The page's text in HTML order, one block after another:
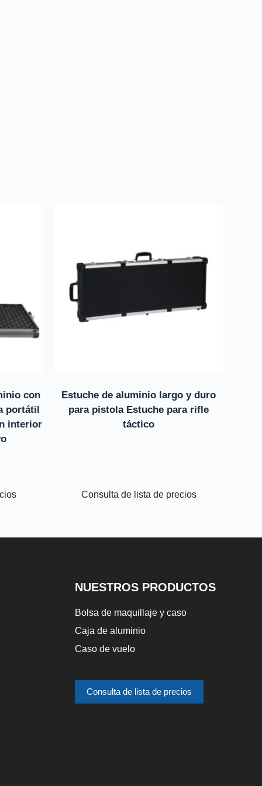
con
portátil
interior
Estuche de aluminio largo y duro
para pistola Estuche para rifle
táctico
Consulta de lista de precios
NUESTROS PRODUCTOS
Bolsa de maquillaje y caso
Caja de aluminio
Caso de vuelo
Consulta de lista de precios